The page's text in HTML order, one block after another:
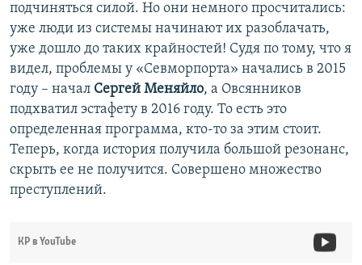
подчиняться силой. Но они немного просчитались:
уже люди из системы начинают их разоблачать,
уже дошло до таких крайностей! Судя по тому, что я
видел, проблемы у «Севморпорта» начались в 2015
году – начал Сергей Меняйло, а Овсянников
подхватил эстафету в 2016 году. То есть это
определенная программа, кто-то за этим стоит.
Теперь, когда история получила большой резонанс,
скрыть ее не получится. Совершено множество
преступлений.
КР в YouTube